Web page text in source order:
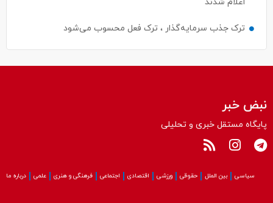
اعلام شدند
ترک جذب سرمایه‌گذار ، ترک فعل محسوب می‌شود
نبض خبر
پایگاه مستقل خبری و تحلیلی
سیاسی بین الملل حقوقی ورزشی اقتصادی اجتماعی فرهنگی و هنری علمی درباره ما